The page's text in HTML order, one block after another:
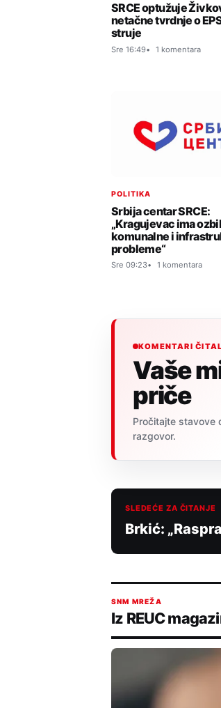
SRCE optužuje
netačne tvrdnje o
struje
Sre 16:49 1 komentara
POLITIKA
Srbija centar SRCE:
„Kragujevac ima
komunalne i
probleme“
Sre 09:23 1 komentara
KOMENTARI
Vaše
priče
Pročitajte stavove
razgovor.
SLEDEĆE ZA ČITANJE
Brkić:
SNM MREŽA
Iz REUC